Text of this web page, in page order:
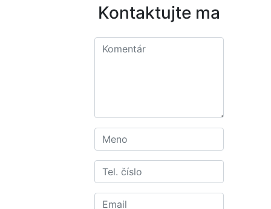
Kontaktujte ma